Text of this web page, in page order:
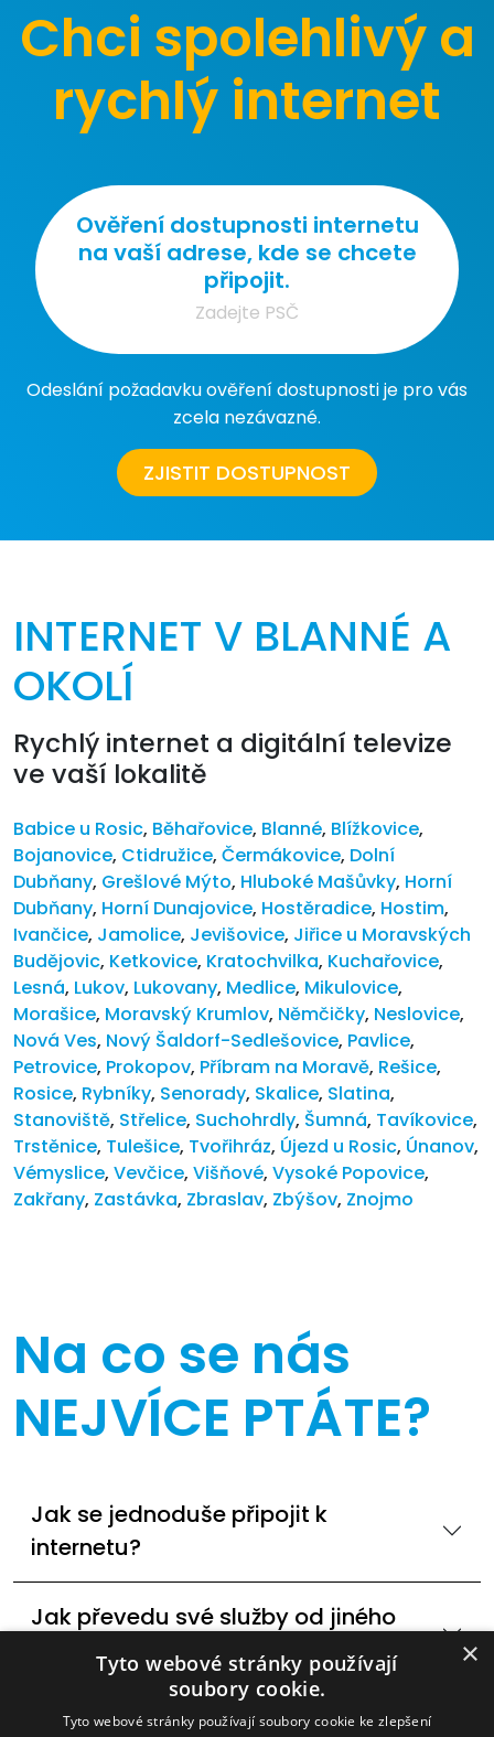
Chci spolehlivý a
rychlý internet
Ověření dostupnosti internetu
na vaší adrese, kde se chcete
připojit.
Odeslání požadavku ověření dostupnosti je pro vás
zcela nezávazné.
ZJISTIT DOSTUPNOST
INTERNET V BLANNÉ A
OKOLÍ
Rychlý internet a digitální televize
ve vaší lokalitě
Babice u Rosic, Běhařovice, Blanné, Blížkovice,
Bojanovice, Ctidružice, Čermákovice, Dolní
Dubňany, Grešlové Mýto, Hluboké Mašůvky, Horní
Dubňany, Horní Dunajovice, Hostěradice, Hostim,
Ivančice, Jamolice, Jevišovice, Jiřice u Moravských
Budějovic, Ketkovice, Kratochvilka, Kuchařovice,
Lesná, Lukov, Lukovany, Medlice, Mikulovice,
Morašice, Moravský Krumlov, Němčičky, Neslovice,
Nová Ves, Nový Šaldorf-Sedlešovice, Pavlice,
Petrovice, Prokopov, Příbram na Moravě, Rešice,
Rosice, Rybníky, Senorady, Skalice, Slatina,
Stanoviště, Střelice, Suchohrdly, Šumná, Tavíkovice,
Trstěnice, Tulešice, Tvořihráz, Újezd u Rosic, Únanov,
Vémyslice, Vevčice, Višňové, Vysoké Popovice,
Zakřany, Zastávka, Zbraslav, Zbýšov, Znojmo
Na co se nás
NEJVÍCE PTÁTE?
Jak se jednoduše připojit k
internetu?
Jak převedu své služby od jiného
poskytovatele internetu?
Dostupné technologie internetového
×
Tyto webové stránky používají
soubory cookie.
Tyto webové stránky používají soubory cookie ke zlepšení